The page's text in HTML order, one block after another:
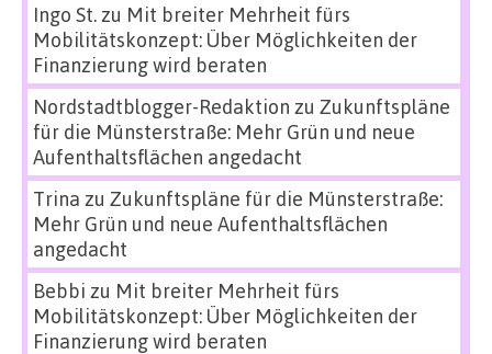
Ingo St.zu Mit breiter Mehrheit fürs
Mobilitätskonzept: Über Möglichkeiten der
Finanzierung wird beraten
Nordstadtblogger-Redaktion zu Zukunftspläne
für die Münsterstraße: Mehr Grün und neue
Aufenthaltsflächen angedacht
Trina zu Zukunftspläne für die Münsterstraße:
Mehr Grün und neue Aufenthaltsflächen
angedacht
Bebbi zu Mit breiter Mehrheit fürs
Mobilitätskonzept: Über Möglichkeiten der
Finanzierung wird beraten